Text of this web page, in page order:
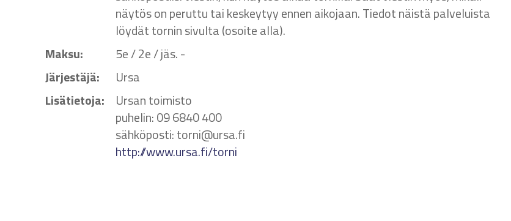
näytös on peruttu tai keskeytyy ennen aikojaan. Tiedot näistä palveluista
löydät tornin sivulta (osoite alla).
Maksu:
5e / 2e / jäs. -
Järjestäjä:
Ursa
Lisätietoja:
Ursan toimisto
puhelin: 09 6840 400
sähköposti: torni@ursa.fi
http://www.ursa.fi/torni